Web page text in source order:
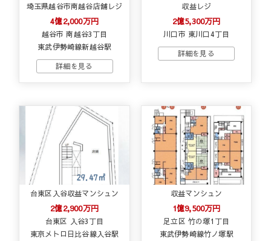
埼玉県越谷市南越谷店舗レジ
4億2,000万円
越谷市 南越谷3丁目
東武伊勢崎線新越谷駅
収益レジ
2億5,300万円
川口市 東川口4丁目
台東区入谷収益マンシュン
2億2,900万円
台東区 入谷3丁目
東京メトロ日比谷線入谷駅
収益マンシュン
1億9,500万円
足立区 竹の塚1丁目
東武伊勢崎線竹ノ塚駅